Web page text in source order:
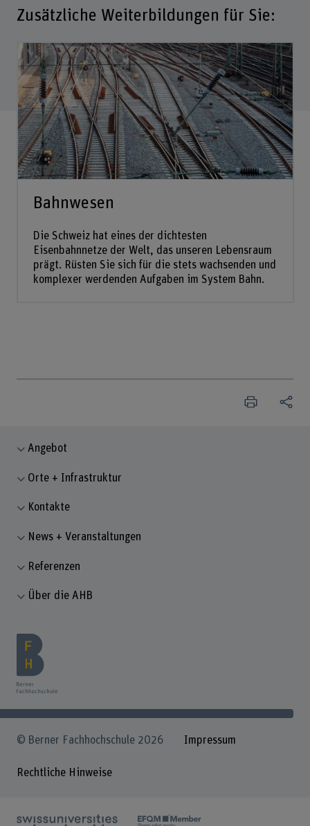
Zusätzliche Weiterbildungen für Sie:
Bahnwesen
Die Schweiz hat eines der dichtesten
Eisenbahnnetze der Welt, das unseren Lebensraum
prägt. Rüsten Sie sich für die stets wachsenden und
komplexer werdenden Aufgaben im System Bahn.
Angebot
Orte + Infrastruktur
Kontakte
News + Veranstaltungen
Referenzen
Über die AHB
© Berner Fachhochschule 2026 Impressum
Rechtliche Hinweise